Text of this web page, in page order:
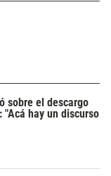
sobre el descargo
"Acá hay un discurso